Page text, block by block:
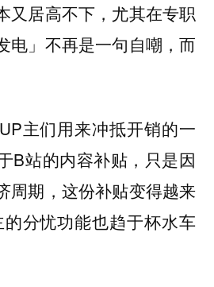
又居高不下，尤其在专职
电」不再是一句自嘲，而
主们用来冲抵开销的一
B站的内容补贴，只是因
周期，这份补贴变得越来
分忧功能也趋于杯水车